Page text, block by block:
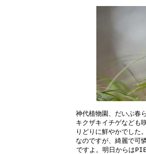
神代植物園、だいぶ春
キクザキイチゲなども
りどりに鮮やかでした
なのですが、綺麗で可
ですよ。明日からは